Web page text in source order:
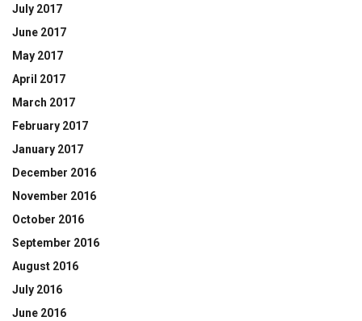
July 2017
June 2017
May 2017
April 2017
March 2017
February 2017
January 2017
December 2016
November 2016
October 2016
September 2016
August 2016
July 2016
June 2016